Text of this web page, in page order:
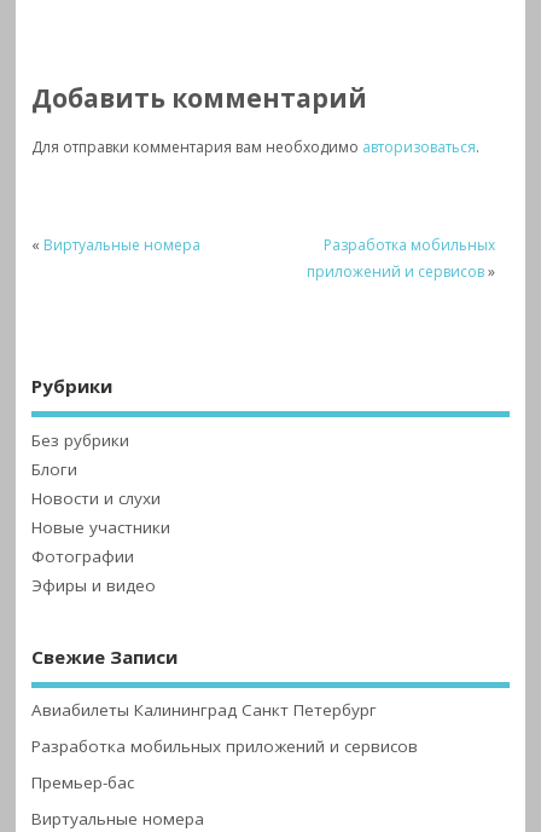
Добавить комментарий
Для отправки комментария вам необходимо авторизоваться.
« Виртуальные номера
Разработка мобильных
приложений и сервисов»
Рубрики
Без рубрики
Блоги
Новости и слухи
Новые участники
Фотографии
Эфиры и видео
Свежие Записи
Авиабилеты Калининград Санкт Петербург
Разработка мобильных приложений и сервисов
Премьер-бас
Виртуальные номера